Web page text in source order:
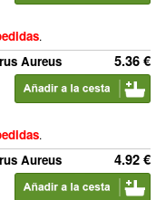
.
5.36 €
Aureus
.
4.92 €
Aureus